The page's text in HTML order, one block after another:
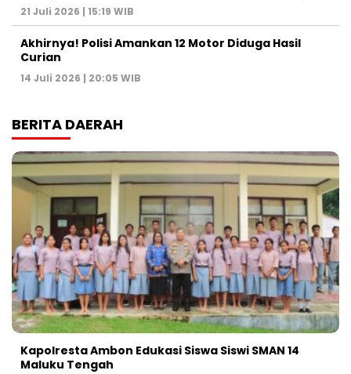
21 Juli 2026 | 15:19 WIB
Akhirnya! Polisi Amankan 12 Motor Diduga Hasil
Curian
14 Juli 2026 | 20:05 WIB
BERITA DAERAH
Kapolresta Ambon Edukasi Siswa Siswi SMAN 14
Maluku Tengah